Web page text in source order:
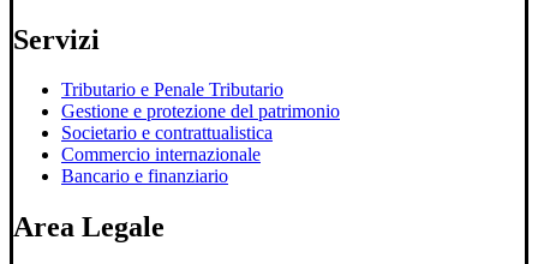
Servizi
Tributario e Penale Tributario
Gestione e protezione del patrimonio
Societario e contrattualistica
Commercio internazionale
Bancario e finanziario
Area Legale